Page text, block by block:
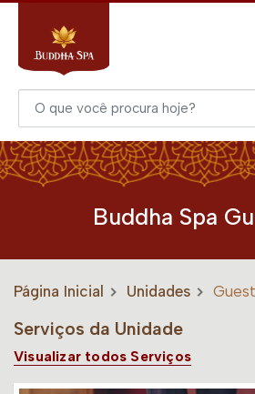
Buddha Spa
Página Inicial Unidades
Serviços da Unidade
Visualizar todos Serviços